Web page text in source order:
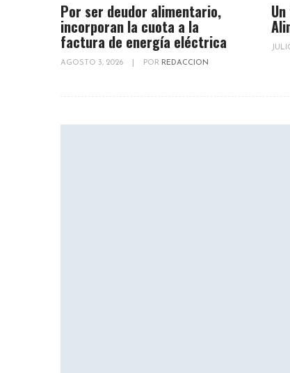
Por ser deudor alimentario,
incorporan la cuota a la
factura de energía eléctrica
AGOSTO 3, 2026 POR REDACCION